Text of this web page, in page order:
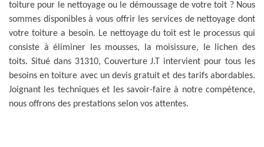
toiture pour le nettoyage ou le démoussage de votre toit ? Nous
sommes disponibles à vous offrir les services de nettoyage dont
votre toiture a besoin. Le nettoyage du toit est le processus qui
consiste à éliminer les mousses, la moisissure, le lichen des
toits. Situé dans 31310, Couverture J.T intervient pour tous les
besoins en toiture avec un devis gratuit et des tarifs abordables.
Joignant les techniques et les savoir-faire à notre compétence,
nous offrons des prestations selon vos attentes.